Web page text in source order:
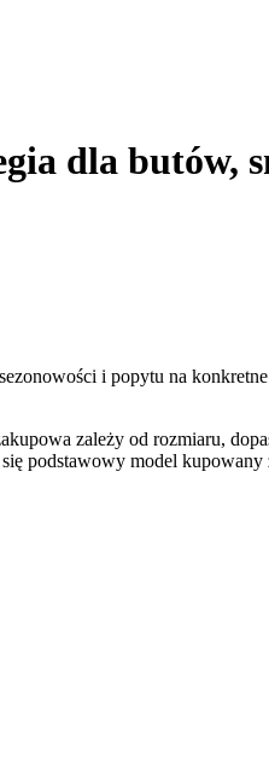
dla butów,
i popytu na
zależy od rozmiaru,
podstawowy model